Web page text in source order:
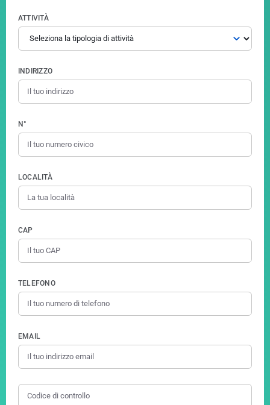
ATTIVITÀ
INDIRIZZO
N°
LOCALITÀ
CAP
TELEFONO
EMAIL